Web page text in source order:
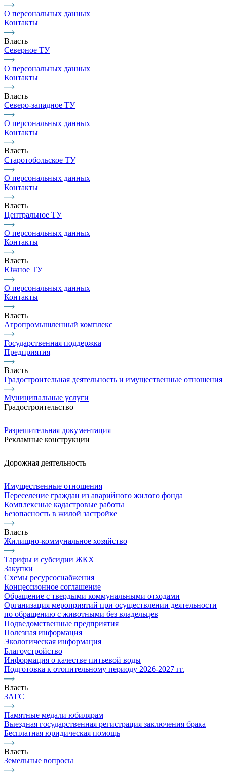
О персональных данных
Контакты
Власть
Северное ТУ
О персональных данных
Контакты
Власть
Северо-западное ТУ
О персональных данных
Контакты
Власть
Старотобольское ТУ
О персональных данных
Контакты
Власть
Центральное ТУ
О персональных данных
Контакты
Власть
Южное ТУ
О персональных данных
Контакты
Власть
Агропромышленный комплекс
Государственная поддержка
Предприятия
Власть
Градостроительная деятельность и имущественные отношения
Муниципальные услуги
Градостроительство
Разрешительная документация
Рекламные конструкции
Дорожная деятельность
Имущественные отношения
Переселение граждан из аварийного жилого фонда
Комплексные кадастровые работы
Безопасность в жилой застройке
Власть
Жилищно-коммунальное хозяйство
Тарифы и субсидии ЖКХ
Закупки
Схемы ресурсоснабжения
Концессионное соглашение
Обращение с твердыми коммунальными отходами
Организация мероприятий при осуществлении деятельности
по обращению с животными без владельцев
Подведомственные предприятия
Полезная информация
Экологическая информация
Благоустройство
Информация о качестве питьевой воды
Подготовка к отопительному периоду 2026-2027 гг.
Власть
ЗАГС
Памятные медали юбилярам
Выездная государственная регистрация заключения брака
Бесплатная юридическая помощь
Власть
Земельные вопросы